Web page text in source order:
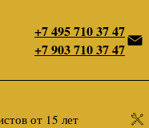
+7 495 710 37 47
+7 903 710 37 47
от 15 лет